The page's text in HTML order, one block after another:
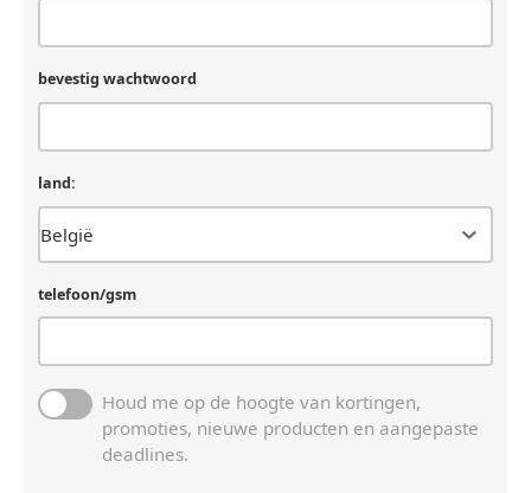
bevestig wachtwoord
land:
telefoon/gsm
Houd me op de hoogte van kortingen,
promoties, nieuwe producten en aangepaste
deadlines.